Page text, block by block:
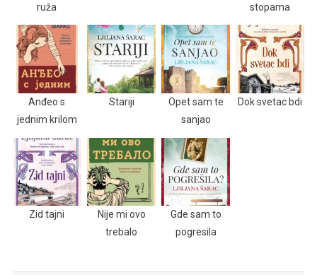
ruža
stopama
Anđeo s
jednim krilom
Stariji
Opet sam te
sanjao
Dok svetac bdi
Zid tajni
Nije mi ovo
trebalo
Gde sam to
pogresila